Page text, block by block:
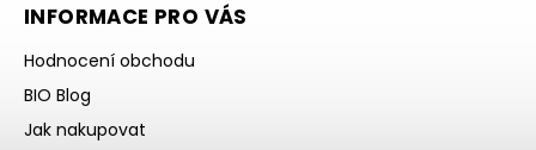
INFORMACE PRO VÁS
Hodnocení obchodu
BIO Blog
Jak nakupovat